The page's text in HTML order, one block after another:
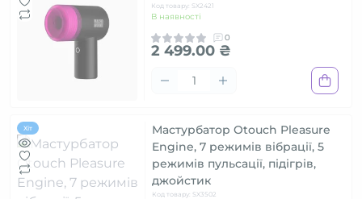
Код товару: SX2421
В наявності
0
2 499.00 ₴
Хіт
Мастурбатор Otouch Pleasure
Engine, 7 режимів вібрації, 5
режимів пульсації, підігрів,
джойстик
Код товару: SX3502